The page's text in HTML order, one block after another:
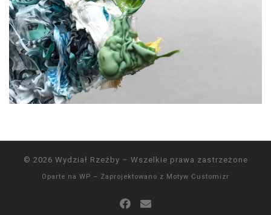
© 2026 Wydział Rzeźby – Wszelkie prawa zastrzeżone
Oparte na WP – Zaprojektowano z Motyw Customizr